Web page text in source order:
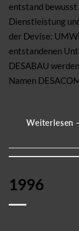
entstand
Dienstleistung
der Devise:
entstandenen
DESABAU
Namen
Weiterlesen
1996